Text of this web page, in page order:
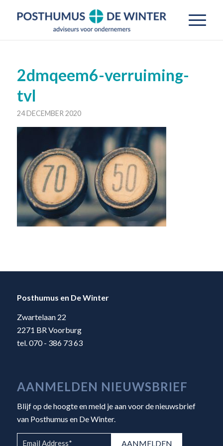
2dmqeem6-verruiming-
tvl
24 DECEMBER 2020
Posthumus en De Winter
Zwartelaan 22
2271 BR Voorburg
tel. 070 - 386 73 63
AANMELDEN NIEUWSBRIEF
Blijf op de hoogte en meld je aan voor de nieuwsbrief
van Posthumus en De Winter.